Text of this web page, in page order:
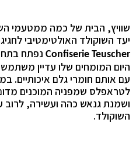
שוויץ, הבית של כמה ממטעמי
יעד השוקולד האולטימטיבי
Confiserie Teuscher
היום המומחים שלו עדיין
עם אותם חומרי גלם איכותיים.
לטראפלס שמפניה המוכנים
ושמנת גנאש כהה ועשירה, לרוב
השוקולד.